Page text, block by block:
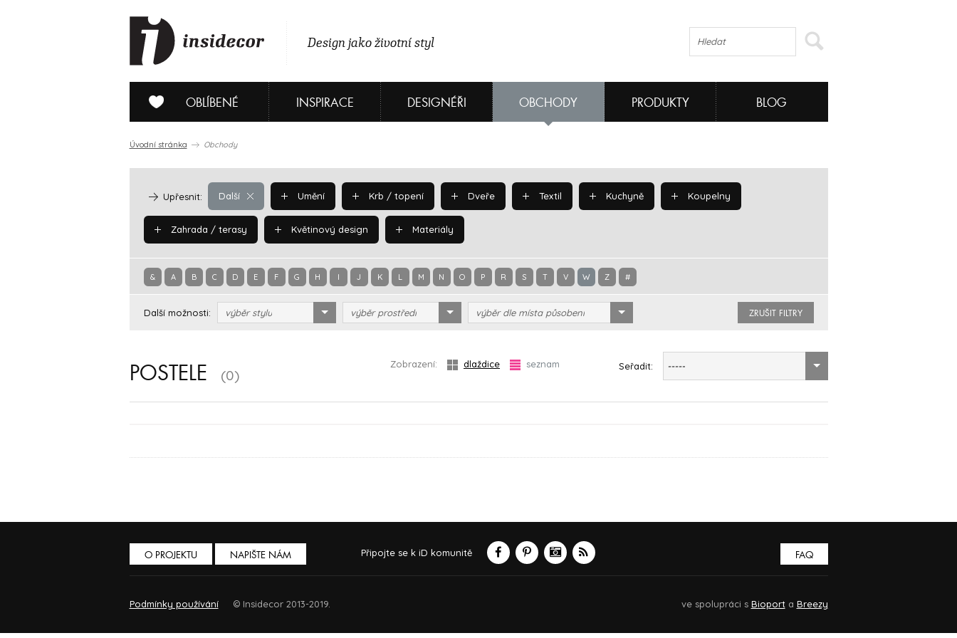
Design jako životní styl
OBLÍBENÉ INSPIRACE DESIGNÉŘI OBCHODY PRODUKTY BLOG
Úvodní stránka Obchody
Další
Upřesnit: Umění Krb / topení Dveře Textil Kuchyně Koupelny
Zahrada / terasy Květinový design Materiály
& A B C D E F G H I J K L M N O P R S T V W Z #
Další možnosti: výběr stylu výběr prostředí výběr dle místa působení ZRUŠIT FILTRY
POSTELE (0)
Zobrazení: dlaždice seznam Seřadit: -----
O PROJEKTU NAPIŠTE NÁM Připojte se k iD komunitě FAQ
Podmínky používání © Insidecor 2013-2019. ve spolupráci s Bioporta Breezy